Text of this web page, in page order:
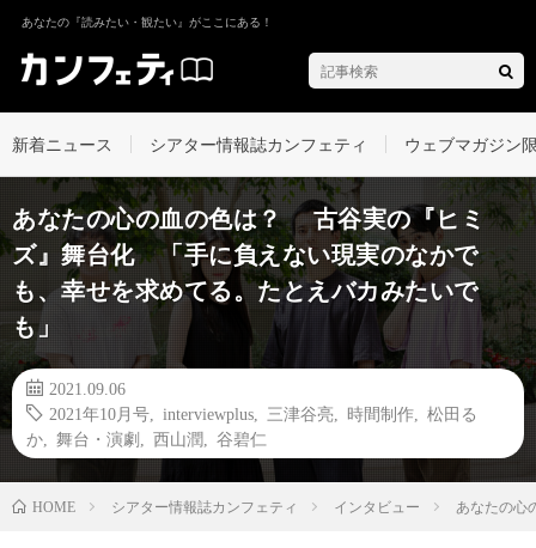
あなたの『読みたい・観たい』がここにある！
新着ニュース シアター情報誌カンフェティ ウェブマガジン
あなたの心の血の色は？ 古谷実の『ヒミ
ズ』舞台化 「手に負えない現実のなかで
も、幸せを求めてる。たとえバカみたいで
も」
2021.09.06
2021年10月号
interviewplus 三津谷亮 時間制作
松田る
か
舞台・演劇 西山潤 谷碧仁
HOME シアター情報誌カンフェティ インタビュー あなたの心